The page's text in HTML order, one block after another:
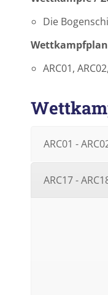
Die
Wettkampfplan
ARC01,
ARC01 -
ARC17 -